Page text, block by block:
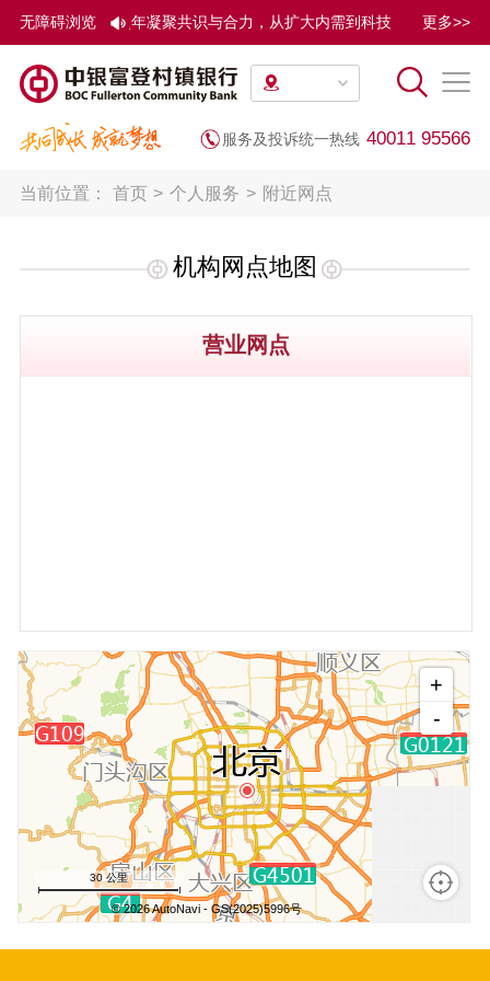
无障碍浏览
“十五五”开局之年凝聚共识与合力，从扩大内需到科技创新，更多>>
服务及投诉统一热线 40011 95566
当前位置： 首页 > 个人服务 > 附近网点
机构网点地图
营业网点
+
-
30 公里
© 2026 AutoNavi - GS(2025)5996号